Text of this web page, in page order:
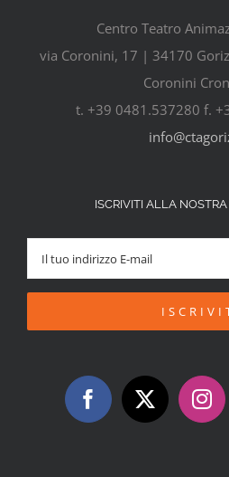
Centro Teatro
via Coronini, 17 | 34170
Coronini
t. +39 0481.537280 f.
ISCRIVITI ALLA